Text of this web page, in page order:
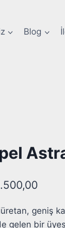
Blog
geniş
gelen bir